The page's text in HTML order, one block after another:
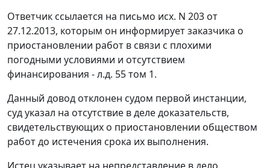
Ответчик ссылается на письмо исх. N 203 от
27.12.2013, которым он информирует заказчика о
приостановлении работ в связи с плохими
погодными условиями и отсутствием
финансирования - л.д. 55 том 1.
Данный довод отклонен судом первой инстанции,
суд указал на отсутствие в деле доказательств,
свидетельствующих о приостановлении обществом
работ до истечения срока их выполнения.